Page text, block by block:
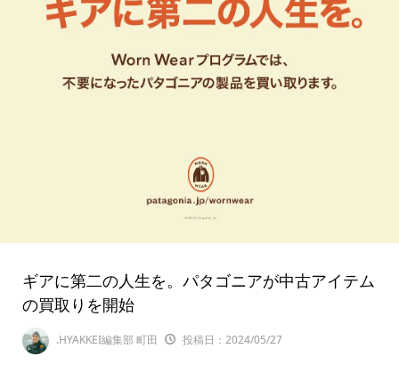
ギアに第二の人生を。パタゴニアが中古アイテム
の買取りを開始
.HYAKKEI編集部 町田 投稿日：2024/05/27